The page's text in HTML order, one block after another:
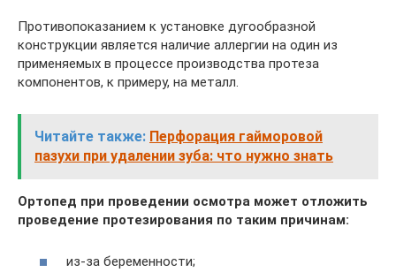
Противопоказанием к установке дугообразной
конструкции является наличие аллергии на один из
применяемых в процессе производства протеза
компонентов, к примеру, на металл.
Читайте также: Перфорация гайморовой
пазухи при удалении зуба: что нужно знать
Ортопед при проведении осмотра может отложить
проведение протезирования по таким причинам:
из-за беременности;